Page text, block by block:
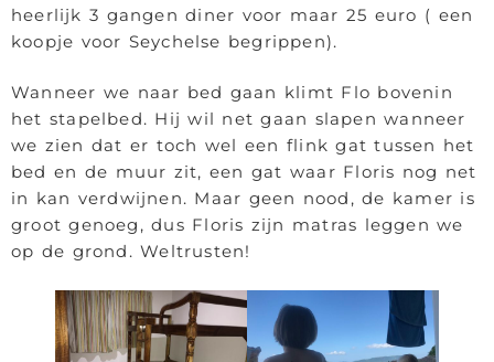
heerlijk 3 gangen diner voor maar 25 euro ( een
koopje voor Seychelse begrippen).
Wanneer we naar bed gaan klimt Flo bovenin
het stapelbed. Hij wil net gaan slapen wanneer
we zien dat er toch wel een flink gat tussen het
bed en de muur zit, een gat waar Floris nog net
in kan verdwijnen. Maar geen nood, de kamer is
groot genoeg, dus Floris zijn matras leggen we
op de grond. Weltrusten!